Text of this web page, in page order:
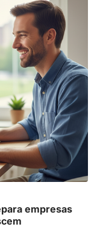
empresas